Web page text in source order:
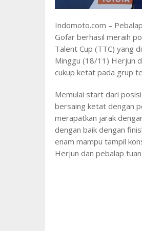
Indomoto.com –
Gofar berhasil meraih
Talent Cup (TTC) yang
Minggu (18/11) Herjun
cukup ketat pada grup
Memulai start dari
bersaing ketat dengan
merapatkan jarak
dengan baik dengan
enam mampu tampil
Herjun dan pebalap